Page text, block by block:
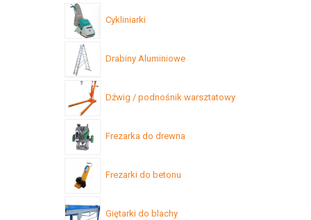
Cykliniarki
Drabiny Aluminiowe
Dźwig / podnośnik warsztatowy
Frezarka do drewna
Frezarki do betonu
Giętarki do blachy